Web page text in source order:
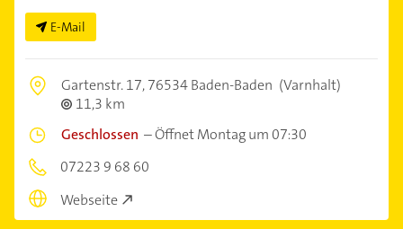
E-Mail
Gartenstr. 17,76534 Baden-Baden (Varnhalt)
11,3 km
Geschlossen –Öffnet Montag um 07:30
07223 9 68 60
Webseite